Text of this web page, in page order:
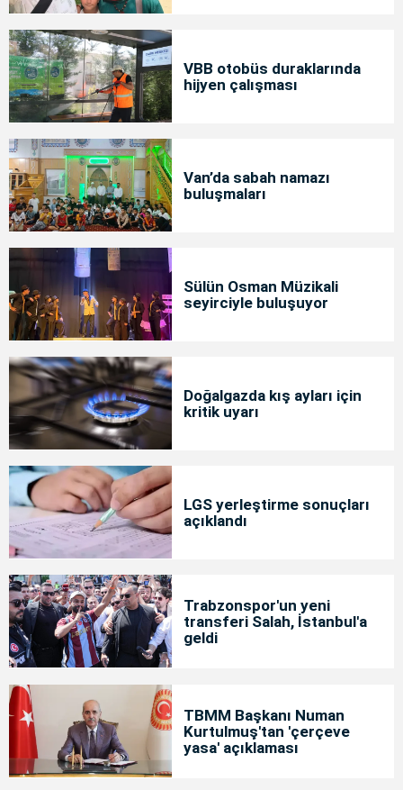
VBB otobüs duraklarında
hijyen çalışması
Van’da sabah namazı
buluşmaları
Sülün Osman Müzikali
seyirciyle buluşuyor
Doğalgazda kış ayları için
kritik uyarı
LGS yerleştirme sonuçları
açıklandı
Trabzonspor'un yeni
transferi Salah, İstanbul'a
geldi
TBMM Başkanı Numan
Kurtulmuş'tan 'çerçeve
yasa' açıklaması